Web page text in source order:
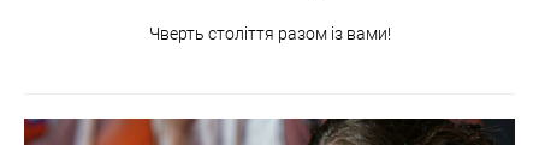
Чверть століття разом із вами!